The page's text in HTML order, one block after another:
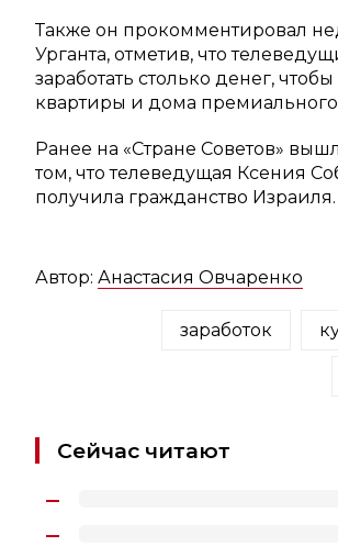
Также он прокомментировал
Урганта, отметив, что
заработать столько денег,
квартиры и дома премиального
Ранее на «Стране Советов»
том, что телеведущая Ксения
получила гражданство Израиля.
Автор: Анастасия Овчаренко
заработок
Сейчас читают